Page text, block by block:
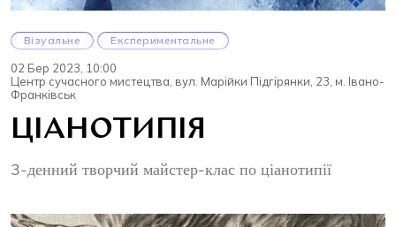
Візуальне Експериментальне
02 Бер 2023, 10:00
Центр сучасного мистецтва, вул. Марійки Підгірянки, 23, м. Івано-
Франківськ
ЦІАНОТИПІЯ
3-денний творчий майстер-клас по ціанотипії